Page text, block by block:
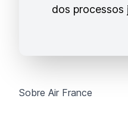
dos processos
Sobre Air France